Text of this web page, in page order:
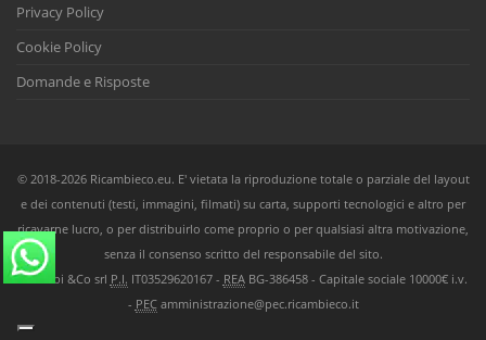
Privacy Policy
Cookie Policy
Domande e Risposte
© 2018-2026 Ricambieco.eu. E' vietata la riproduzione totale o parziale del layout
e dei contenuti (testi, immagini, filmati) su carta, supporti tecnologici e altro per
ricavarne lucro, o per distribuirlo come proprio o per qualsiasi altra motivazione,
senza il consenso scritto del responsabile del sito.
Ricambi &Co srl P.I. IT03529620167 - REABG-386458 - Capitale sociale 10000€ i.v.
- PECamministrazione@pec.ricambieco.it